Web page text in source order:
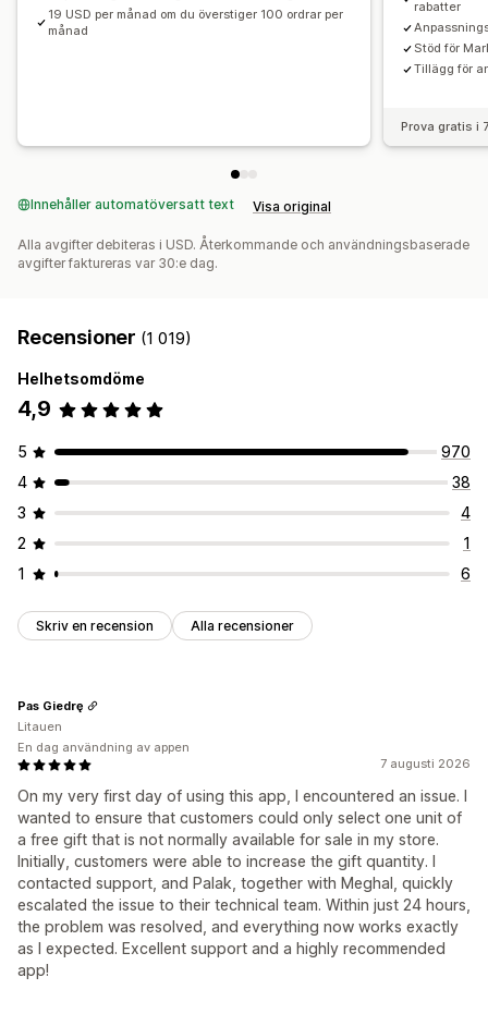
Analysverktyg
19 USD per månad om du överstiger 100 ordrar per
månad
rabatter
Stöd för
Tillägg för
Prova gratis i
Innehåller automatöversatt text Visa original
Alla avgifter debiteras i USD. Återkommande och användningsbaserade
avgifter faktureras var 30:e dag.
Recensioner (1 019)
Helhetsomdöme
4,9
5
970
4
38
3
4
2
1
1
6
Skriv en recension Alla recensioner
7 augusti 2026
On my very first day of using this app, I encountered an issue. I
wanted to ensure that customers could only select one unit of
a free gift that is not normally available for sale in my store.
Initially, customers were able to increase the gift quantity. I
contacted support, and Palak, together with Meghal, quickly
escalated the issue to their technical team. Within just 24 hours,
the problem was resolved, and everything now works exactly
as I expected. Excellent support and a highly recommended
app!
Pas Giedrę
Litauen
En dag användning av appen